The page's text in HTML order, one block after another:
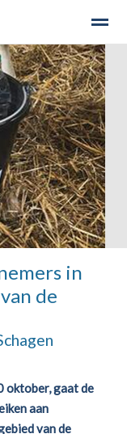
Agribusiness
Agenda
in
de
oktober, gaat de
aan
van de